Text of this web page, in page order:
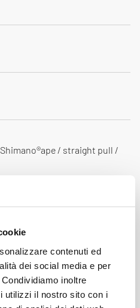
contenuti ed
dei social media e per
inoltre
utilizzi il nostro sito con i
/ straight pull /